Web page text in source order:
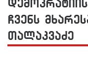
ჩვენს
თალაკვაძე